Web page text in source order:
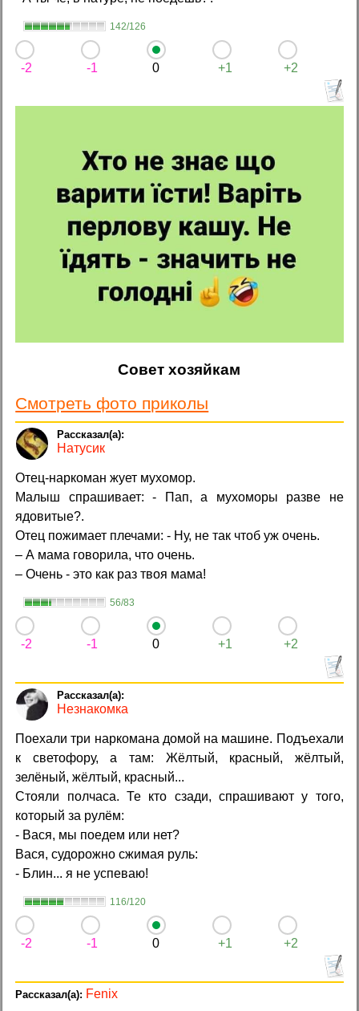
142/126
-2 -1 0 +1 +2
Совет хозяйкам
Смотреть фото приколы
Натусик
Отец-наркоман жует мухомор.
Малыш спрашивает: - Пап, а мухоморы разве не
ядовитые?.
Отец пожимает плечами: - Ну, не так чтоб уж очень.
– А мама говорила, что очень.
– Очень - это как раз твоя мама!
56/83
-2 -1 0 +1 +2
Незнакомка
Поехали три наркомана домой на машине. Подъехали
к светофору, а там: Жёлтый, красный, жёлтый,
зелёный, жёлтый, красный...
Стояли полчаса. Те кто сзади, спрашивают у того,
который за рулём:
- Вася, мы поедем или нет?
Вася, судорожно сжимая руль:
- Блин... я не успеваю!
116/120
-2 -1 0 +1 +2
Fenix